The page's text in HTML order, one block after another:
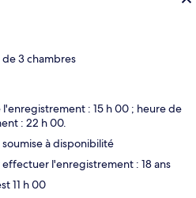
3 chambres
: 15 h 00 ; heure de
: 22 h 00.
à disponibilité
l'enregistrement : 18 ans
11 h 00